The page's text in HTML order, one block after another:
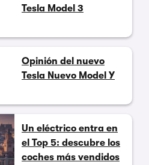
Tesla Model 3
Opinión del nuevo
Tesla Nuevo Model Y
Un eléctrico entra en
el Top 5: descubre los
coches más vendidos